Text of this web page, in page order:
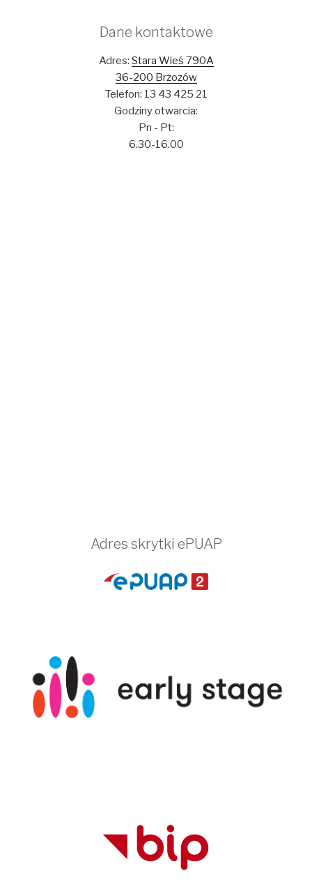
Dane kontaktowe
Adres: Stara Wieś 790A
36-200 Brzozów
Telefon: 13 43 425 21
Godziny otwarcia:
Pn - Pt:
6.30-16.00
Adres skrytki ePUAP